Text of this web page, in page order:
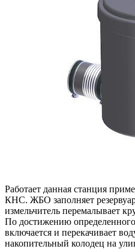
Работает данная станция
КНС. ЖБО заполняет
измельчитель перемалывает
По достижению
включается и перекачивает
накопительный колодец на